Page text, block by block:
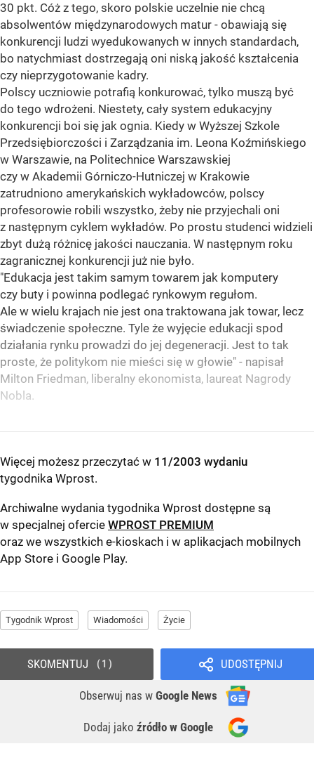
30 pkt. Cóż z tego, skoro polskie uczelnie nie chcą
absolwentów międzynarodowych matur - obawiają się
konkurencji ludzi wyedukowanych w innych standardach,
bo natychmiast dostrzegają oni niską jakość kształcenia
czy nieprzygotowanie kadry.
Polscy uczniowie potrafią konkurować, tylko muszą być
do tego wdrożeni. Niestety, cały system edukacyjny
konkurencji boi się jak ognia. Kiedy w Wyższej Szkole
Przedsiębiorczości i Zarządzania im. Leona Koźmińskiego
w Warszawie, na Politechnice Warszawskiej
czy w Akademii Górniczo-Hutniczej w Krakowie
zatrudniono amerykańskich wykładowców, polscy
profesorowie robili wszystko, żeby nie przyjechali oni
z następnym cyklem wykładów. Po prostu studenci widzieli
zbyt dużą różnicę jakości nauczania. W następnym roku
zagranicznej konkurencji już nie było.
"Edukacja jest takim samym towarem jak komputery
czy buty i powinna podlegać rynkowym regułom.
Ale w wielu krajach nie jest ona traktowana jak towar, lecz
świadczenie społeczne. Tyle że wyjęcie edukacji spod
działania rynku prowadzi do jej degeneracji. Jest to tak
proste, że politykom nie mieści się w głowie" - napisał
Milton Friedman, liberalny ekonomista, laureat Nagrody
Nobla.
Więcej możesz przeczytać w 11/2003 wydaniu
tygodnika Wprost.
Archiwalne wydania tygodnika Wprost dostępne są
w specjalnej ofercie WPROST PREMIUM
oraz we wszystkich e-kioskach i w aplikacjach mobilnych
App Store i Google Play.
Tygodnik Wprost Wiadomości Życie
UDOSTĘPNIJ
Obserwuj nas w Google News
Dodaj jako źródło w Google
SKOMENTUJ 1